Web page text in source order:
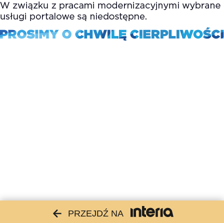
PRZEJDŹ NA